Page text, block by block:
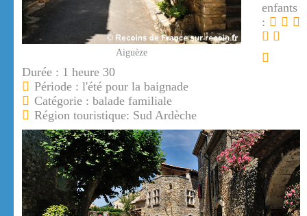
Aiguèze
enfants
:
Durée : 1 heure 30
Période : l'été pour la baignade
Catégorie : balade familiale
Région touristique: Sud Ardèche